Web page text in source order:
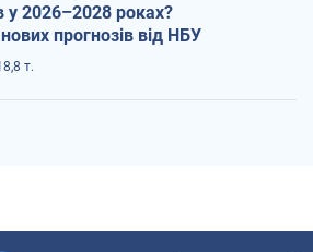
у 2026–2028 роках?
прогнозів від НБУ
т.